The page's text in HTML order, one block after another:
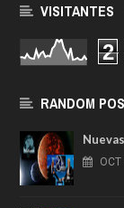
VISITANTES
2
RANDOM
OCT